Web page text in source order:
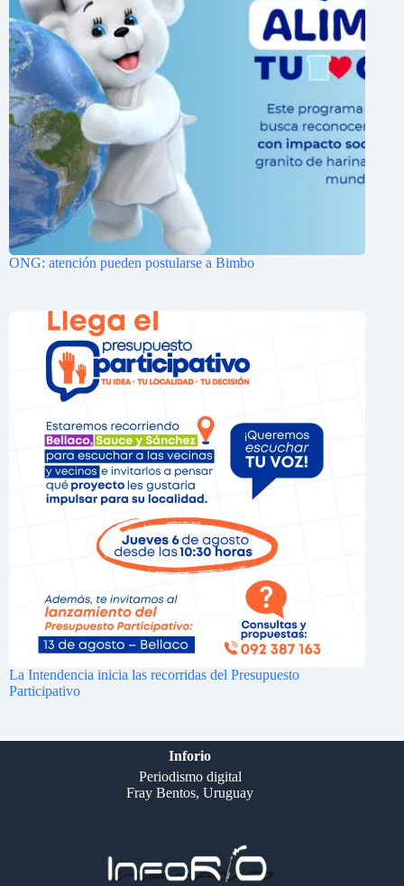
ONG: atención pueden postularse a Bimbo
La Intendencia inicia las recorridas del Presupuesto
Participativo
Inforio
Periodismo digital
Fray Bentos, Uruguay